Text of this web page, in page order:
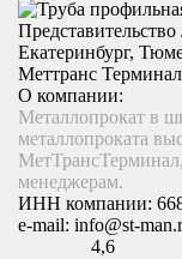
Представительство
Екатеринбург,
Меттранс Терминал
О компании:
Металлопрокат в
металлопроката
менеджерам.
ИНН компании:
e-mail: info@st-
4,6